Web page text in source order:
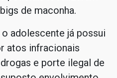
de maconha.
adolescente já possui
atos infracionais
e porte ilegal de